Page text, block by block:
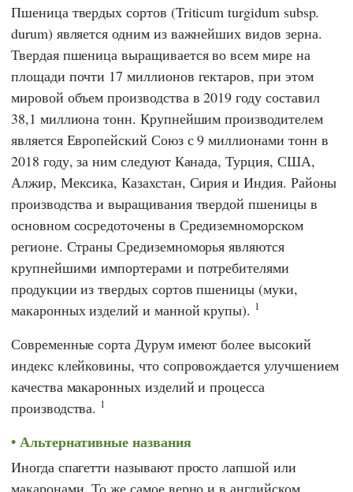
Пшеница твердых сортов (Triticum turgidum subsp.
durum) является одним из важнейших видов зерна.
Твердая пшеница выращивается во всем мире на
площади почти 17 миллионов гектаров, при этом
мировой объем производства в 2019 году составил
38,1 миллиона тонн. Крупнейшим производителем
является Европейский Союз с 9 миллионами тонн в
2018 году, за ним следуют Канада, Турция, США,
Алжир, Мексика, Казахстан, Сирия и Индия. Районы
производства и выращивания твердой пшеницы в
основном сосредоточены в Средиземноморском
регионе. Страны Средиземноморья являются
крупнейшими импортерами и потребителями
продукции из твердых сортов пшеницы (муки,
макаронных изделий и манной крупы). 1
Современные сорта Дурум имеют более высокий
индекс клейковины, что сопровождается улучшением
качества макаронных изделий и процесса
производства. 1
Альтернативные названия
Иногда спагетти называют просто лапшой или
макаронами. То же самое верно и в английском